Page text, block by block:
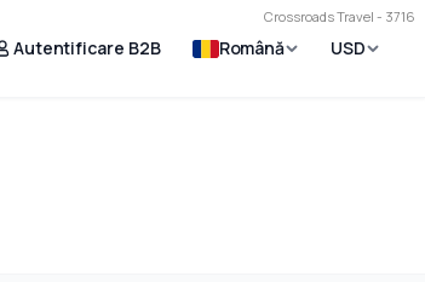
Crossroads Travel - 3716
Autentificare B2B Română USD